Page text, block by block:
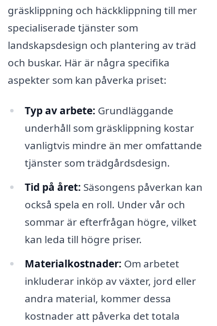
gräsklippning och häckklippning till mer
specialiserade tjänster som
landskapsdesign och plantering av träd
och buskar. Här är några specifika
aspekter som kan påverka priset:
Typ av arbete: Grundläggande
underhåll som gräsklippning kostar
vanligtvis mindre än mer omfattande
tjänster som trädgårdsdesign.
Tid på året: Säsongens påverkan kan
också spela en roll. Under vår och
sommar är efterfrågan högre, vilket
kan leda till högre priser.
Materialkostnader: Om arbetet
inkluderar inköp av växter, jord eller
andra material, kommer dessa
kostnader att påverka det totala